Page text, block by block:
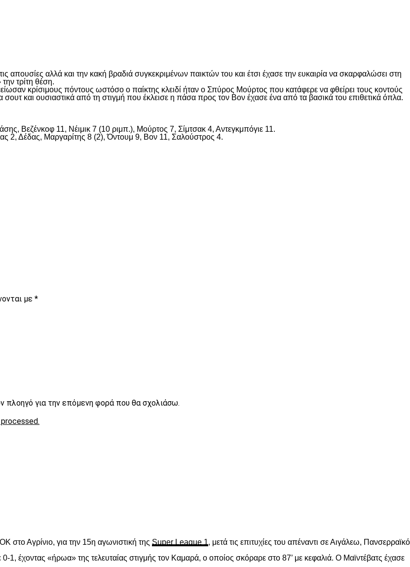
αλλά και την κακή βραδιά συγκεκριμένων παικτών του και έτσι έχασε την ευκαιρία να σκαρφαλώσει στη
τρίτη θέση.
κρίσιμους πόντους ωστόσο ο παίκτης κλειδί ήταν ο Σπύρος Μούρτος που κατάφερε να φθείρει τους κοντούς
και ουσιαστικά από τη στιγμή που έκλεισε η πάσα προς τον Βον έχασε ένα από τα βασικά του επιθετικά όπλα.
Βεζένκοφ 11, Νέιμικ 7 (10 ριμπ.), Μούρτος 7, Σίμτσακ 4, Αντεγκμπόγιε 11.
2, Δέδας, Μαργαρίτης 8 (2), Όντουμ 9, Βον 11, Σαλούστρος 4.
με *
πλοηγό για την επόμενη φορά που θα σχολιάσω.
στο Αγρίνιο, για την 15η αγωνιστική της Super League 1, μετά τις επιτυχίες του απέναντι σε Αιγάλεω, Πανσερραϊκό
έχοντας «ήρωα» της τελευταίας στιγμής τον Καμαρά, ο οποίος σκόραρε στο 87’ με κεφαλιά. Ο Μαϊντέβατς έχασε